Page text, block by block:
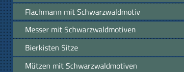
Flachmann mit Schwarzwaldmotiv
Messer mit Schwarzwaldmotiven
Bierkisten Sitze
Mützen mit Schwarzwaldmotiven